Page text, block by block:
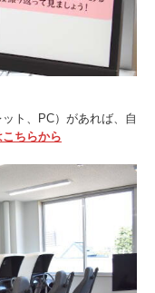
ト、PC）があれば、自
ちらから